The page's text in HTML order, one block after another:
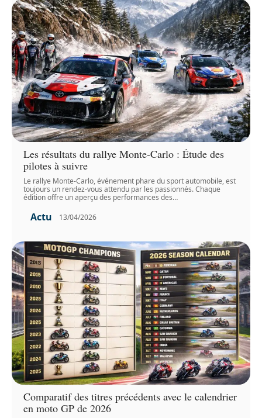
Les résultats du rallye Monte-Carlo : Étude des
pilotes à suivre
Le rallye Monte-Carlo, événement phare du sport automobile, est
toujours un rendez-vous attendu par les passionnés. Chaque
édition offre un aperçu des performances des…
Actu 13/04/2026
Comparatif des titres précédents avec le calendrier
en moto GP de 2026